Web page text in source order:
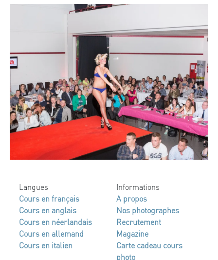
Langues
Cours en français
Cours en anglais
Cours en néerlandais
Cours en allemand
Cours en italien
Informations
A propos
Nos photographes
Recrutement
Magazine
Carte cadeau cours
photo